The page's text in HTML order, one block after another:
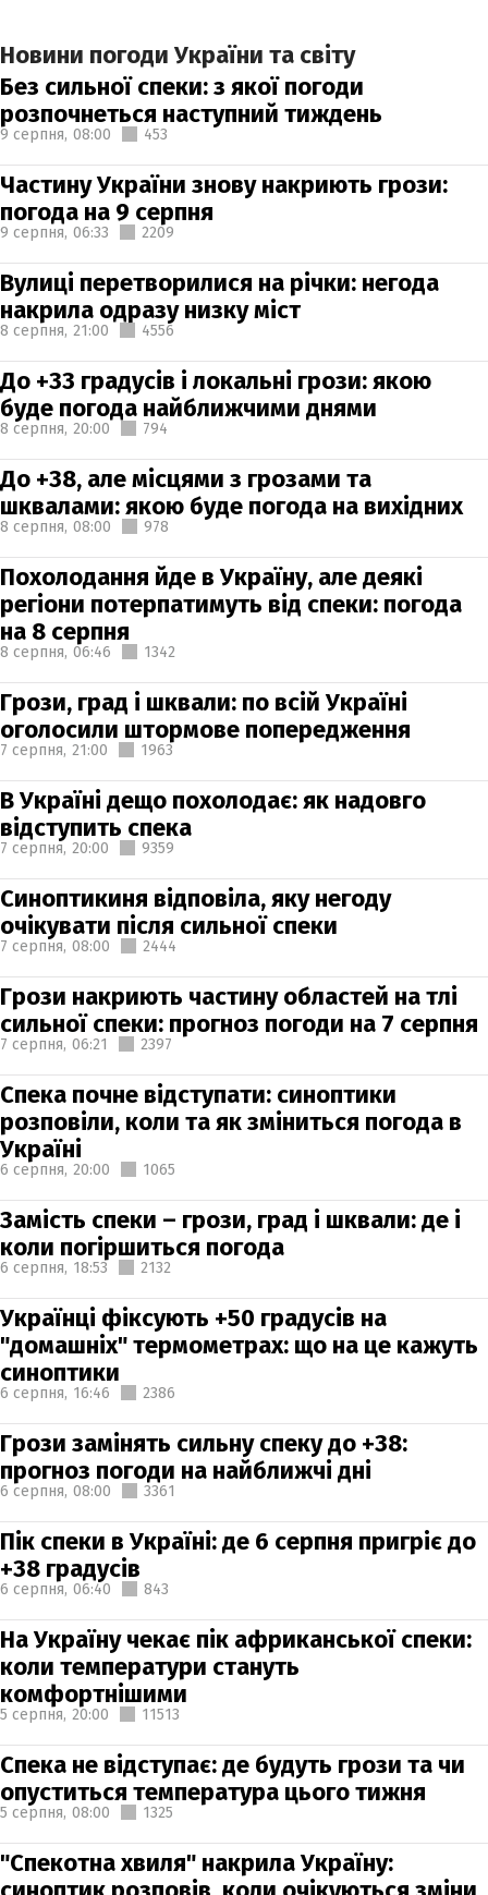
Новини погоди України та світу
Без сильної спеки: з якої погоди
розпочнеться наступний тиждень
9 серпня, 08:00 453
Частину України знову накриють грози:
погода на 9 серпня
9 серпня, 06:33 2209
Вулиці перетворилися на річки: негода
накрила одразу низку міст
8 серпня, 21:00 4556
До +33 градусів і локальні грози: якою
буде погода найближчими днями
8 серпня, 20:00 794
До +38, але місцями з грозами та
шквалами: якою буде погода на вихідних
8 серпня, 08:00 978
Похолодання йде в Україну, але деякі
регіони потерпатимуть від спеки: погода
на 8 серпня
8 серпня, 06:46 1342
Грози, град і шквали: по всій Україні
оголосили штормове попередження
7 серпня, 21:00 1963
В Україні дещо похолодає: як надовго
відступить спека
7 серпня, 20:00 9359
Синоптикиня відповіла, яку негоду
очікувати після сильної спеки
7 серпня, 08:00 2444
Грози накриють частину областей на тлі
сильної спеки: прогноз погоди на 7 серпня
7 серпня, 06:21 2397
Спека почне відступати: синоптики
розповіли, коли та як зміниться погода в
Україні
6 серпня, 20:00 1065
Замість спеки – грози, град і шквали: де і
коли погіршиться погода
6 серпня, 18:53 2132
Українці фіксують +50 градусів на
"домашніх" термометрах: що на це кажуть
синоптики
6 серпня, 16:46 2386
Грози замінять сильну спеку до +38:
прогноз погоди на найближчі дні
6 серпня, 08:00 3361
Пік спеки в Україні: де 6 серпня пригріє до
+38 градусів
6 серпня, 06:40 843
На Україну чекає пік африканської спеки:
коли температури стануть
комфортнішими
5 серпня, 20:00 11513
Спека не відступає: де будуть грози та чи
опуститься температура цього тижня
5 серпня, 08:00 1325
"Спекотна хвиля" накрила Україну: